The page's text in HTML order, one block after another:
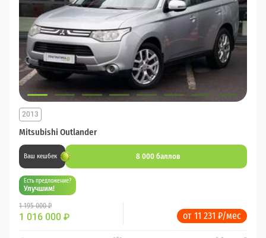
Mitsubishi Outlander
2013
Ваш кешбек 8 000 баллов
Есть предложение?
Улучшим!
1 195 000 ₽
1 016 000 ₽ от 11 231 ₽/мес